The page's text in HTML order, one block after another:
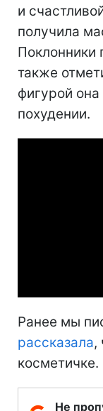
и
получила
Поклонники
также
фигурой
похудении.
Ранее мы
рассказала,
косметичке.
Не